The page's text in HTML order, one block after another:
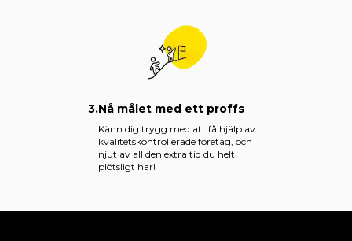
3.Nå målet med ett proffs
Känn dig trygg med att få hjälp av
kvalitetskontrollerade företag, och
njut av all den extra tid du helt
plötsligt har!